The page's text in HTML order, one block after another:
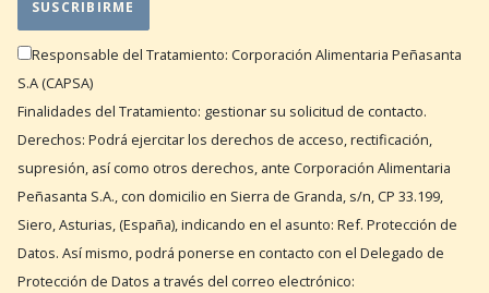
Responsable del Tratamiento: Corporación Alimentaria Peñasanta
S.A (CAPSA)
Finalidades del Tratamiento: gestionar su solicitud de contacto.
Derechos: Podrá ejercitar los derechos de acceso, rectificación,
supresión, así como otros derechos, ante Corporación Alimentaria
Peñasanta S.A., con domicilio en Sierra de Granda, s/n, CP 33.199,
Siero, Asturias, (España), indicando en el asunto: Ref. Protección de
Datos. Así mismo, podrá ponerse en contacto con el Delegado de
Protección de Datos a través del correo electrónico: